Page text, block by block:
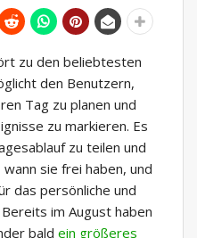
zu den beliebtesten
den Benutzern,
Tag zu planen und
zu markieren. Es
zu teilen und
sie frei haben, und
das persönliche und
im August haben
bald ein größeres